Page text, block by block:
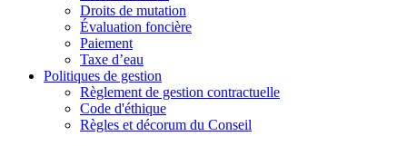
Droits de mutation
Évaluation foncière
Paiement
Taxe d’eau
Politiques de gestion
Règlement de gestion contractuelle
Code d'éthique
Règles et décorum du Conseil